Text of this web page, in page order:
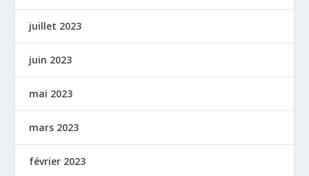
juillet 2023
juin 2023
mai 2023
mars 2023
février 2023